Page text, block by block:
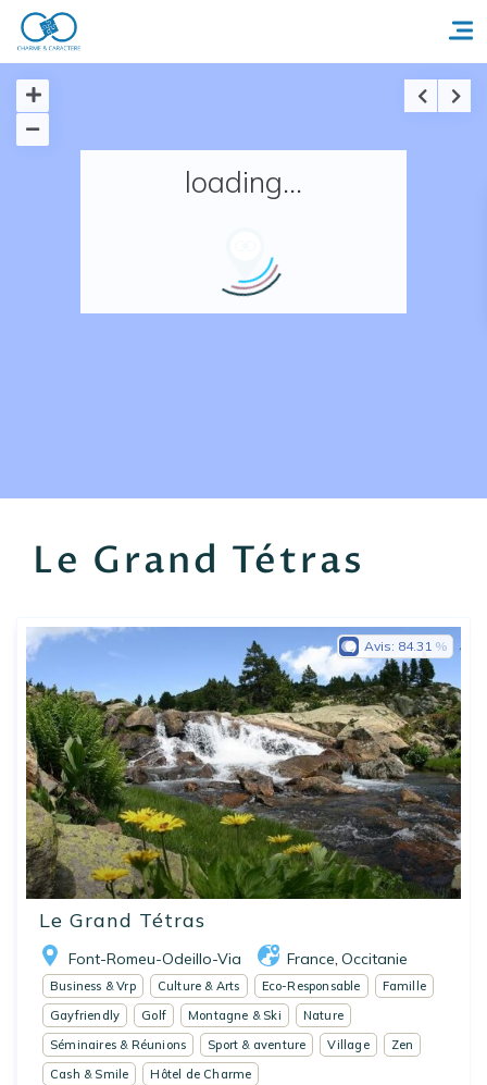
Accueil
Nos adresses en France
loading...
Le Grand Tétras
Le Grand Tétras
Font-Romeu-Odeillo-Via France Occitanie
Avis: 84.31
Business & Vrp Culture & Arts Eco-Responsable
Famille
Gayfriendly
Golf Montagne & Ski
Nature
Séminaires & Réunions
Sport & aventure Village
Zen
Cash & Smile
Hôtel de Charme